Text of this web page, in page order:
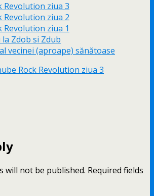
Revolution ziua 3
Revolution ziua 2
Revolution ziua 1
Zdob si Zdub
vecinei (aproape) sănătoase
Rock Revolution ziua 3
will not be published. Required fields